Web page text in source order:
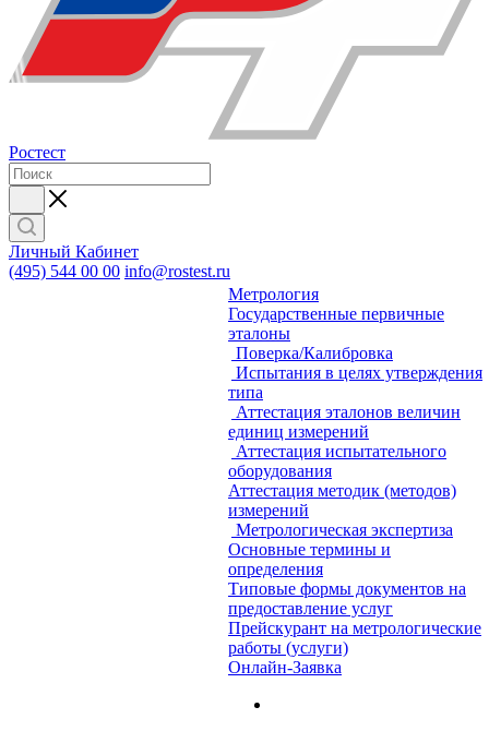
Ростест
Личный Кабинет
(495) 544 00 00 info@rostest.ru
Метрология
Государственные первичные
эталоны
Поверка/Калибровка
Испытания в целях утверждения
типа
Аттестация эталонов величин
единиц измерений
Аттестация испытательного
оборудования
Аттестация методик (методов)
измерений
Метрологическая экспертиза
Основные термины и
определения
Типовые формы документов на
предоставление услуг
Прейскурант на метрологические
работы (услуги)
Онлайн-Заявка